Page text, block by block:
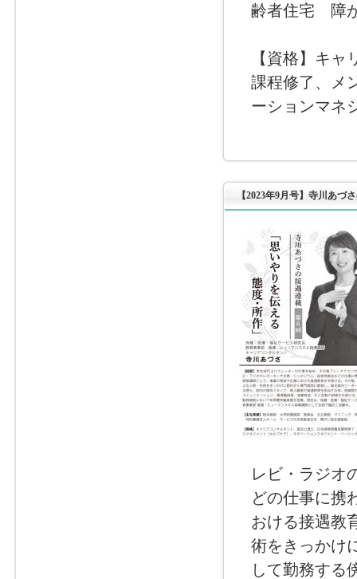
齢者住宅 障
【資格】キ
課程修了、メ
ーションマネ
【2023年9月号】寺川あづ
レビ・ラジオ
どの仕事に携
おける接遇教
術をきっかけ
して勤務する